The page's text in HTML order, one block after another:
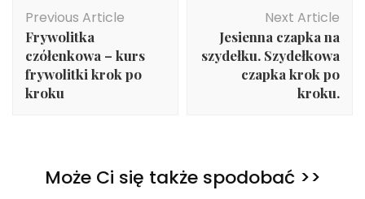
Navigation
Previous Article
Frywolitka
czółenkowa – kurs
frywolitki krok po
kroku
Next Article
Jesienna czapka na
szydełku. Szydełkowa
czapka krok po
kroku.
Może Ci się także spodobać >>